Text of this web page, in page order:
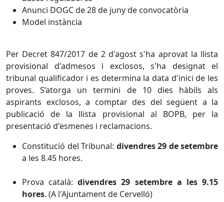
Anunci DOGC de 28 de juny de convocatòria
Model instància
Per Decret 847/2017 de 2 d'agost s'ha aprovat la llista
provisional d'admesos i exclosos, s'ha designat el
tribunal qualificador i es determina la data d'inici de les
proves. S’atorga un termini de 10 dies hàbils als
aspirants exclosos, a comptar des del següent a la
publicació de la llista provisional al BOPB, per la
presentació d'esmenes i reclamacions.
Constitució del Tribunal: divendres 29 de setembre
a les 8.45 hores.
Prova català:divendres 29 setembre a les 9.15
hores. (A l'Ajuntament de Cervelló)